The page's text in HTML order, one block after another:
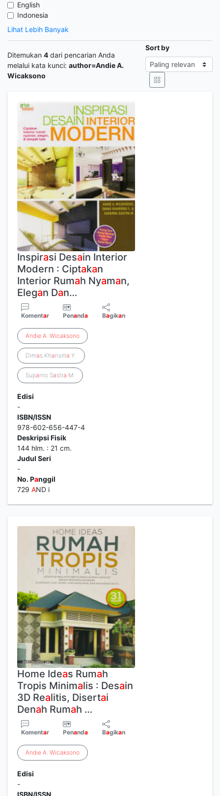
English
Indonesia
Lihat Lebih Banyak
Ditemukan 4 dari pencarian Anda
melalui kata kunci: author=Andie A.
Wicaksono
Sort by
Inspirasi Desain Interior
Modern : Ciptakan
Interior Rumah Nyaman,
Elegan Dan…
Komentar Penanda Bagikan
Andie A. Wicaksono
Dimas Kharisma Y.
Suparno Sastra M.
Edisi
-
ISBN/ISSN
978-602-656-447-4
Deskripsi Fisik
144 hlm. : 21 cm.
Judul Seri
-
No. Panggil
729 AND i
Home Ideas Rumah
Tropis Minimalis : Desain
3D Realitis, Disertai
Denah Rumah …
Komentar Penanda Bagikan
Andie A. Wicaksono
Edisi
-
ISBN/ISSN